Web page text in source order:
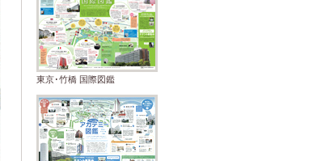
東京･竹橋 国際図鑑